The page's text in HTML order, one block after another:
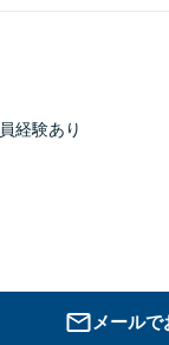
経験あり
メール